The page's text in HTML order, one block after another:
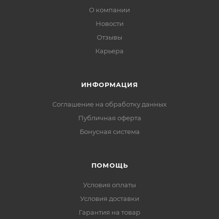
О компании
Новости
Отзывы
Карьера
ИНФОРМАЦИЯ
Соглашение на обработку данных
Публичная оферта
Бонусная система
ПОМОЩЬ
Условия оплаты
Условия доставки
Гарантия на товар